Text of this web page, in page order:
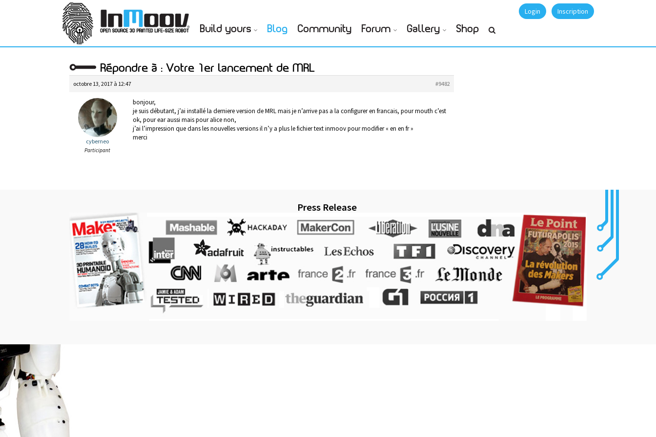
Login Inscription
Build yours Blog Community Forum Gallery Shop
Répondre à : Votre 1er lancement de MRL
octobre 13, 2017 à 12:47 #9482
cyberneo
Participant
bonjour,
je suis débutant, j’ai installé la derniere version de MRL mais je n’arrive pas a la configurer en francais, pour mouth c’est
ok, pour ear aussi mais pour alice non,
j’ai l’impression que dans les nouvelles versions il n’y a plus le fichier text inmoov pour modifier « en en fr »
merci
Press Release